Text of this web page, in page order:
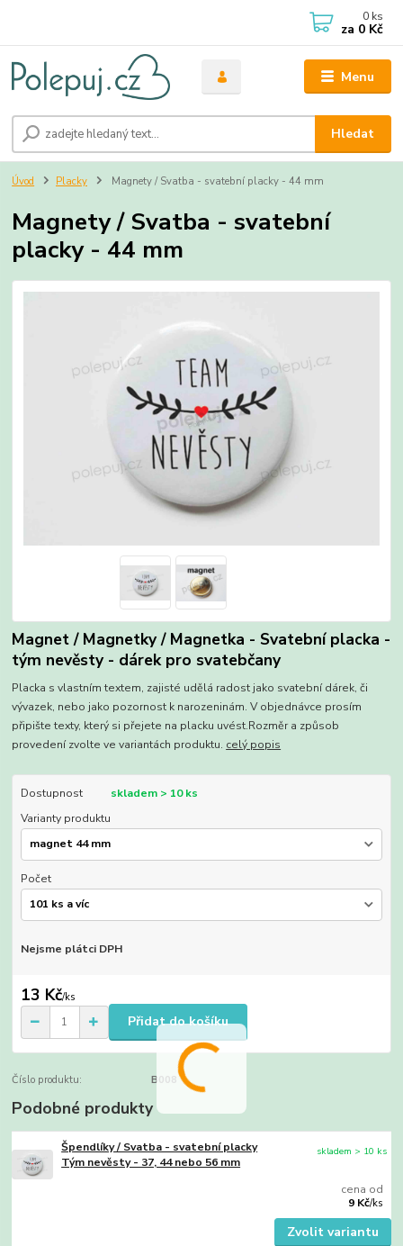
Menu
Hledat
0 ks
za 0 Kč
Úvod Placky Magnety / Svatba - svatební placky - 44 mm
Magnety / Svatba - svatební
placky - 44 mm
Magnet / Magnetky / Magnetka - Svatební placka -
tým nevěsty - dárek pro svatebčany
Placka s vlastním textem, zajisté udělá radost jako svatební dárek, či
vývazek, nebo jako pozornost k narozeninám. V objednávce prosím
připište texty, který si přejete na placku uvést.Rozměr a způsob
provedení zvolte ve variantách produktu. celý popis
Dostupnost
skladem > 10 ks
Varianty produktu
Počet
Nejsme plátci DPH
13 Kč/ks
Přidat do košíku
Číslo produktu: B008
Podobné produkty
Špendlíky / Svatba - svatební placky
Tým nevěsty - 37, 44 nebo 56 mm
cena od
9 Kč/ks
skladem > 10 ks
Zvolit variantu